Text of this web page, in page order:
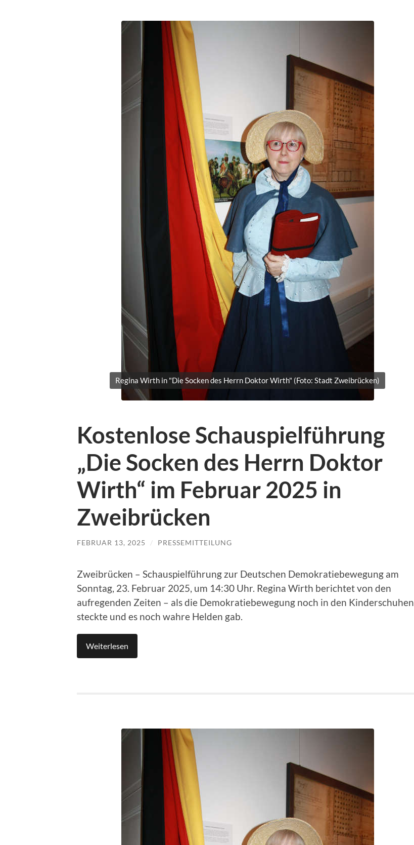
Regina Wirth in "Die Socken des Herrn Doktor Wirth" (Foto: Stadt Zweibrücken)
Kostenlose Schauspielführung
„Die Socken des Herrn Doktor
Wirth“ im Februar 2025 in
Zweibrücken
FEBRUAR 13, 2025 / PRESSEMITTEILUNG
Zweibrücken – Schauspielführung zur Deutschen Demokratiebewegung am
Sonntag, 23. Februar 2025, um 14:30 Uhr. Regina Wirth berichtet von den
aufregenden Zeiten – als die Demokratiebewegung noch in den Kinderschuhen
steckte und es noch wahre Helden gab.
Weiterlesen